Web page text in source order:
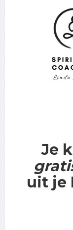
Je
uit je